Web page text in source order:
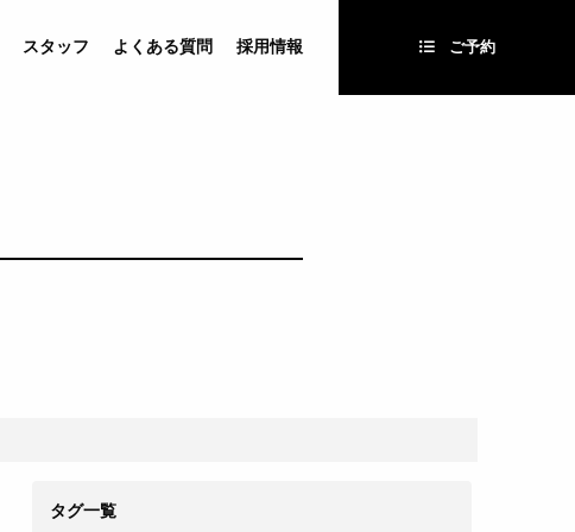
スタッフ よくある質問 採用情報 ご予約
タグ一覧